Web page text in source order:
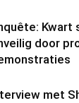
door
met